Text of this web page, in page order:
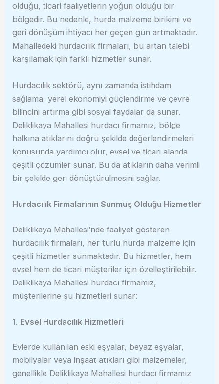
olduğu, ticari faaliyetlerin yoğun olduğu bir
bölgedir. Bu nedenle, hurda malzeme birikimi ve
geri dönüşüm ihtiyacı her geçen gün artmaktadır.
Mahalledeki hurdacılık firmaları, bu artan talebi
karşılamak için farklı hizmetler sunar.
Hurdacılık sektörü, aynı zamanda istihdam
sağlama, yerel ekonomiyi güçlendirme ve çevre
bilincini artırma gibi sosyal faydalar da sunar.
Deliklikaya Mahallesi hurdacı firmamız, bölge
halkına atıklarını doğru şekilde değerlendirmeleri
konusunda yardımcı olur, evsel ve ticari alanda
çeşitli çözümler sunar. Bu da atıkların daha verimli
bir şekilde geri dönüştürülmesini sağlar.
Hurdacılık Firmalarının Sunmuş Olduğu Hizmetler
Deliklikaya Mahallesi’nde faaliyet gösteren
hurdacılık firmaları, her türlü hurda malzeme için
çeşitli hizmetler sunmaktadır. Bu hizmetler, hem
evsel hem de ticari müşteriler için özelleştirilebilir.
Deliklikaya Mahallesi hurdacı firmamız,
müşterilerine şu hizmetleri sunar:
1. Evsel Hurdacılık Hizmetleri
Evlerde kullanılan eski eşyalar, beyaz eşyalar,
mobilyalar veya inşaat atıkları gibi malzemeler,
genellikle Deliklikaya Mahallesi hurdacı firmamız